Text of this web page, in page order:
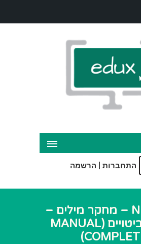
התחברות הרשמה
NIR MEIR – מחקר מילים –
בחירת ביטויים (MANUAL